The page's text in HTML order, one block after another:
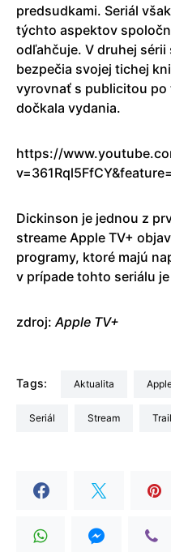
predsudkami. Seriál
týchto aspektov
odľahčuje. V druhej sérii
bezpečia svojej tichej
vyrovnať s publicitou po
dočkala vydania.
https://
Dickinson je jednou z
streame Apple TV+
programy, ktoré majú
v prípade tohto seriálu
zdroj: Apple TV+
Tags: aktualita
seriál stream